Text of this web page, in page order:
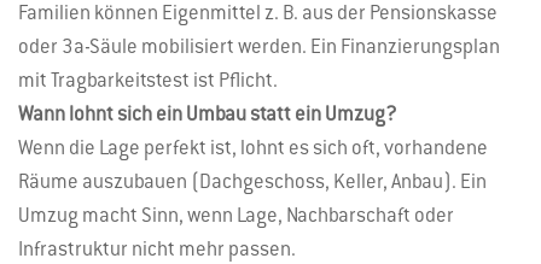
Familien können Eigenmittel z. B. aus der Pensionskasse
oder 3a-Säule mobilisiert werden. Ein Finanzierungsplan
mit Tragbarkeitstest ist Pflicht.
Wann lohnt sich ein Umbau statt ein Umzug?
Wenn die Lage perfekt ist, lohnt es sich oft, vorhandene
Räume auszubauen (Dachgeschoss, Keller, Anbau). Ein
Umzug macht Sinn, wenn Lage, Nachbarschaft oder
Infrastruktur nicht mehr passen.